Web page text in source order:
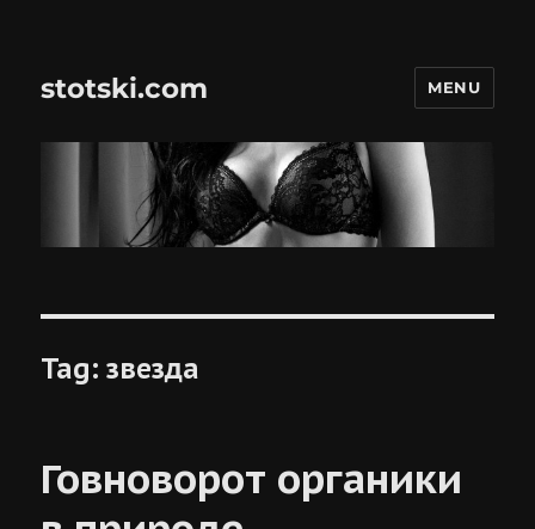
stotski.com MENU
Tag:звезда
Говноворот органики